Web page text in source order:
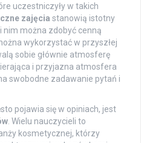
uczestniczyły w takich
zajęcia stanowią istotny
nim można zdobyć cenną
wykorzystać w przyszłej
sobie głównie atmosferę
i przyjazna atmosfera
swobodne zadawanie pytań i
pojawia się w opiniach, jest
. Wielu nauczycieli to
kosmetycznej, którzy